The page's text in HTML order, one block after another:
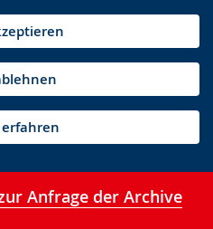
Anfrage der Archive